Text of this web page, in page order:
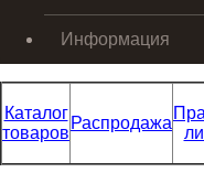
Информация
Каталог
товаров
Распродажа